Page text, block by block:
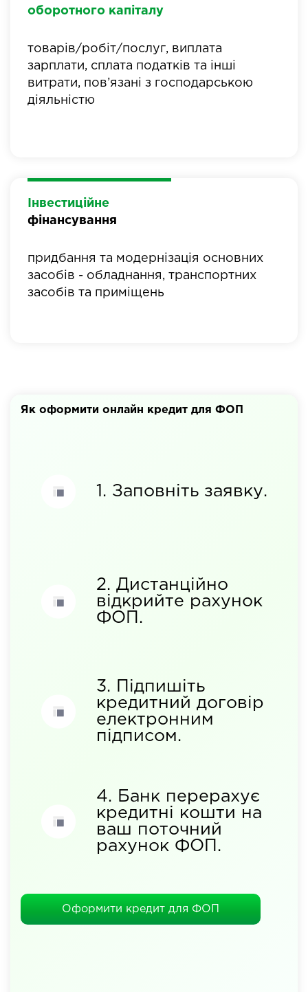
оборотного капіталу
товарів/робіт/послуг, виплата
зарплати, сплата податків та інші
витрати, пов’язані з господарською
діяльністю
Інвестиційне
фінансування
придбання та модернізація основних
засобів - обладнання, транспортних
засобів та приміщень
Як оформити онлайн кредит для ФОП
1. Заповніть заявку.
2. Дистанційно
відкрийте рахунок
ФОП.
3. Підпишіть
кредитний договір
електронним
підписом.
4. Банк перерахує
кредитні кошти на
ваш поточний
рахунок ФОП.
Оформити кредит для ФОП